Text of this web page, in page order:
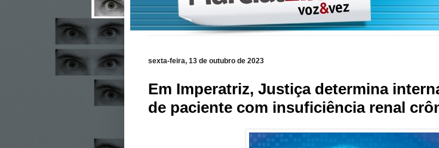
sexta-feira, 13 de outubro de 2023
Em Imperatriz, Justiça determina
de paciente com insuficiência renal